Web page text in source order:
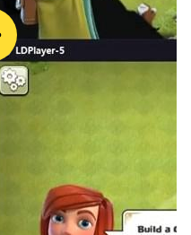
นที่สนใจเรื่องเดียวกับคุณ
สนทนาแลกเปลี่ยนที่
บหัวข้อและตัวละครใน
กัน โอบรับชุมชน Dislyte ที่
ารผลิตเนื้อหาคุณภาพสูง
อมใจ ค้นพบแฟนอาร์ตอัน
งใหลในเกม ซึ่งแสดงให้
าลของ Dislyte
ที่ซึ่งตำนานพื้นบ้าน